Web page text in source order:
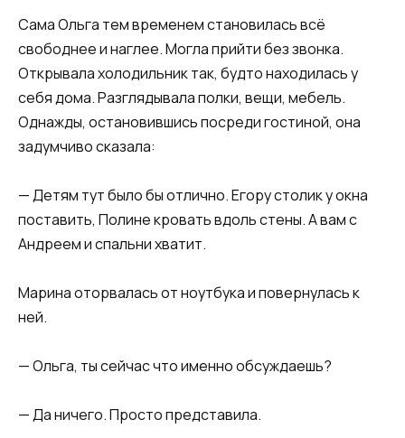
Сама Ольга тем временем становилась всё
свободнее и наглее. Могла прийти без звонка.
Открывала холодильник так, будто находилась у
себя дома. Разглядывала полки, вещи, мебель.
Однажды, остановившись посреди гостиной, она
задумчиво сказала:
— Детям тут было бы отлично. Егору столик у окна
поставить, Полине кровать вдоль стены. А вам с
Андреем и спальни хватит.
Марина оторвалась от ноутбука и повернулась к
ней.
— Ольга, ты сейчас что именно обсуждаешь?
— Да ничего. Просто представила.